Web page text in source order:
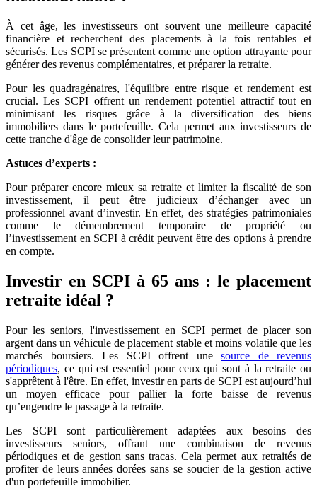
À cet âge, les investisseurs ont souvent une meilleure capacité
financière et recherchent des placements à la fois rentables et
sécurisés. Les SCPI se présentent comme une option attrayante pour
générer des revenus complémentaires, et préparer la retraite.
Pour les quadragénaires, l'équilibre entre risque et rendement est
crucial. Les SCPI offrent un rendement potentiel attractif tout en
minimisant les risques grâce à la diversification des biens
immobiliers dans le portefeuille. Cela permet aux investisseurs de
cette tranche d'âge de consolider leur patrimoine.
Astuces d’experts :
Pour préparer encore mieux sa retraite et limiter la fiscalité de son
investissement, il peut être judicieux d’échanger avec un
professionnel avant d’investir. En effet, des stratégies patrimoniales
comme le démembrement temporaire de propriété ou
l’investissement en SCPI à crédit peuvent être des options à prendre
en compte.
Investir en SCPI à 65 ans : le placement
retraite idéal ?
Pour les seniors, l'investissement en SCPI permet de placer son
argent dans un véhicule de placement stable et moins volatile que les
marchés boursiers. Les SCPI offrent une source de revenus
périodiques, ce qui est essentiel pour ceux qui sont à la retraite ou
s'apprêtent à l'être. En effet, investir en parts de SCPI est aujourd’hui
un moyen efficace pour pallier la forte baisse de revenus
qu’engendre le passage à la retraite.
Les SCPI sont particulièrement adaptées aux besoins des
investisseurs seniors, offrant une combinaison de revenus
périodiques et de gestion sans tracas. Cela permet aux retraités de
profiter de leurs années dorées sans se soucier de la gestion active
d'un portefeuille immobilier.